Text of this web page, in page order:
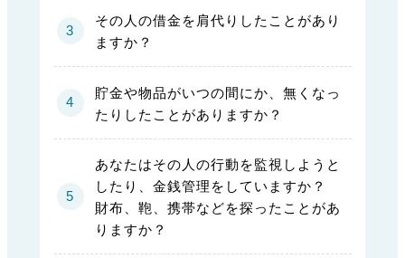
その人の借金を肩代りしたことがあり
ますか？
貯金や物品がいつの間にか、無くなっ
たりしたことがありますか？
あなたはその人の行動を監視しようと
したり、金銭管理をしていますか？
財布、鞄、携帯などを探ったことがあ
りますか？